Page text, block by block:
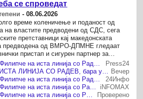
се спроведат
-08.06.2026
време коленичење и поданост од
на властите предводени од СДС, сега
претставници кај македонската
предводена од ВМРО-ДПМНЕ гледаат
пристап и сигурен партнер за
Press24
Вечер
24Инфо
iNFOMAX
Проверено